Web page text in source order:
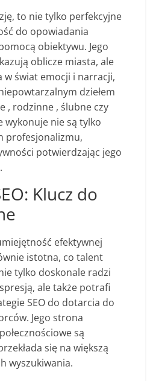
to nie tylko perfekcyjne
do opowiadania
obiektywu. Jego
oblicze miasta, ale
w świat emocji i narracji,
dziełem
, rodzinne , ślubne czy
wykonuje nie są tylko
profesjonalizmu,
potwierdzając jego
Klucz do
efektywnej
istotna, co talent
tylko doskonale radzi
ale także potrafi
SEO do dotarcia do
Jego strona
są
się na większą
wyszukiwania.